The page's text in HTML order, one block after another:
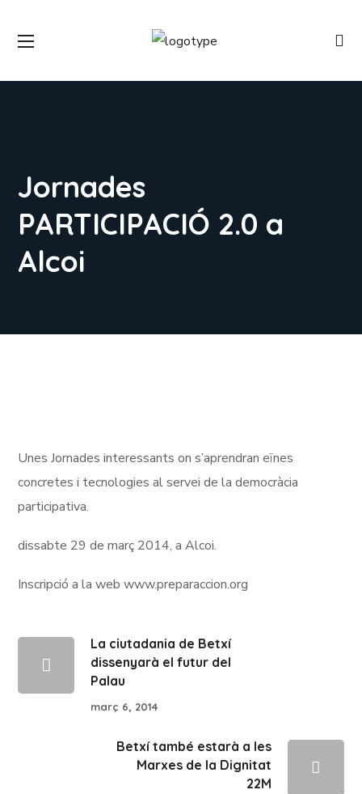
Jornades
PARTICIPACIÓ 2.0 a
Alcoi
Unes Jornades interessants on s’aprendran eïnes
concretes i tecnologies al servei de la democràcia
participativa.
dissabte 29 de març 2014, a Alcoi.
Inscripció a la web www.preparaccion.org
La ciutadania de Betxí
dissenyarà el futur del
Palau
març 6, 2014
Betxí també estarà a les
Marxes de la Dignitat
22M